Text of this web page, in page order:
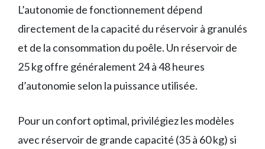
L’autonomie de fonctionnement dépend
directement de la capacité du réservoir à granulés
et de la consommation du poêle. Un réservoir de
25 kg offre généralement 24 à 48 heures
d’autonomie selon la puissance utilisée.
Pour un confort optimal, privilégiez les modèles
avec réservoir de grande capacité (35 à 60 kg) si